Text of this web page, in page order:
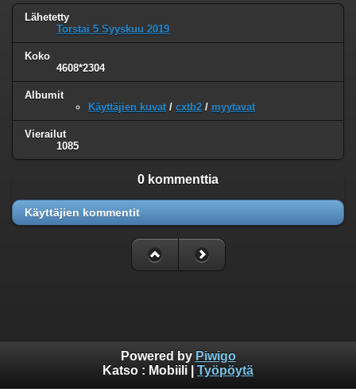
Lähetetty
Torstai 5 Syyskuu 2019
Koko
4608*2304
Albumit
Käyttäjien kuvat / cxtb2 / myytavat
Vierailut
1085
0 kommenttia
Käyttäjien kommentit
Powered by Piwigo
Katso : Mobiili Työpöytä